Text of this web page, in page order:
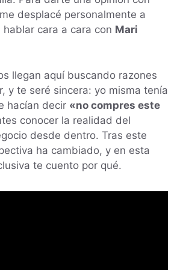
desplacé personalmente a
hablar cara a cara con Mari
llegan aquí buscando razones
y te seré sincera: yo misma tenía
hacían decir «no compres este
conocer la realidad del
desde dentro. Tras este
ha cambiado, y en esta
te cuento por qué.